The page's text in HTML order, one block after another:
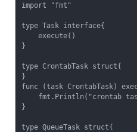
import "fmt"
type Task interface{
}
type CrontabTask struct{
}
func (task CrontabTask)
}
type QueueTask struct{